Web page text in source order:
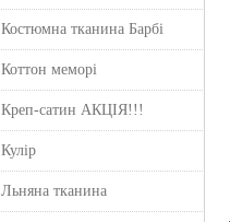
Костюмна тканина Барбі
Коттон меморі
Креп-сатин АКЦІЯ!!!
Кулір
Льняна тканина